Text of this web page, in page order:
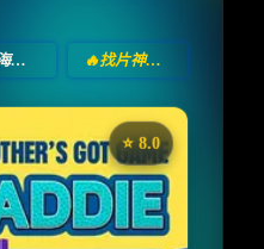
👇翻转海报！ 🔥找片神器🔥
⭐️ 8.0
和玛蒂》
🎬 2013年
结